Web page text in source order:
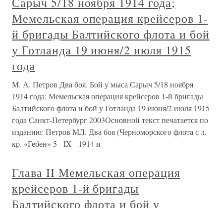
Мемельская операция крейсеров 1-
й бригады Балтийского флота и бой
у Готланда 19 июня/2 июля 1915
года
М. А. Петров Два боя. Бой у мыса Сарыч 5/18 ноября
1914 года; Мемельская операция крейсеров 1-й бригады
Балтийского флота и бой у Готланда 19 июня/2 июля 1915
года Санкт-Петербург 2003Основной текст печатается по
изданию: Петров МЛ. Два боя (Черноморского флота с л.
кр. «Гебен» 5 - IX - 1914 и
Глава II Мемельская операция
крейсеров 1-й бригады
Балтийского флота и бой у